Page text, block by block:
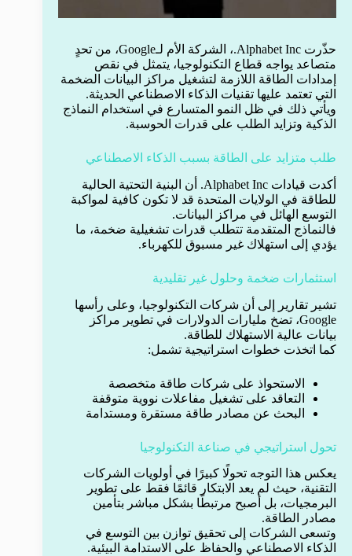
حذّرت Alphabet Inc.، الشركة الأم لـGoogle، من تحدٍ
متصاعد يواجه قطاع التكنولوجيا، يتمثل في نقص
إمدادات الطاقة اللازمة لتشغيل مراكز البيانات الضخمة
التي تعتمد عليها تقنيات الذكاء الاصطناعي الحديثة.
ويأتي ذلك في ظل النمو المتسارع في استخدام النماذج
الذكية وتزايد الطلب على قدرات الحوسبة.
طلب متزايد على الطاقة بسبب الذكاء الاصطناعي
أكدت قيادات Alphabet Inc. أن البنية التحتية الحالية
للطاقة في الولايات المتحدة قد لا تكون كافية لمواكبة
التوسع الهائل في مراكز البيانات.
فالنماذج المتقدمة تتطلب قدرات تشغيلية ضخمة، ما
يؤدي إلى استهلاك غير مسبوق للكهرباء.
استثمارات ضخمة وحلول غير تقليدية
تشير تقارير إلى أن شركات التكنولوجيا، وعلى رأسها
Google، تضخ مليارات الدولارات في تطوير مراكز
بيانات عالية الاستهلاك للطاقة.
كما اتخذت خطوات استراتيجية تشمل:
الاستحواذ على شركات طاقة متخصصة
التعاقد على تشغيل مفاعلات نووية متوقفة
البحث عن مصادر طاقة مستقرة ومستدامة
تحول استراتيجي في صناعة التكنولوجيا
يعكس هذا التوجه تحولًا كبيرًا في أولويات الشركات
التقنية، حيث لم يعد الابتكار قائمًا فقط على تطوير
البرمجيات، بل أصبح مرتبطًا بشكل مباشر بتأمين
مصادر الطاقة.
وتسعى الشركات إلى تحقيق توازن بين التوسع في
الذكاء الاصطناعي والحفاظ على الاستدامة البيئية.